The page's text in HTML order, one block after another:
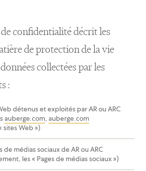
confidentialité décrit les
de protection de la vie
collectées par les
:
détenus et exploités par AR ou ARC
auberge.com, auberge.com
sites Web »)
de médias sociaux de AR ou ARC
les « Pages de médias sociaux »)